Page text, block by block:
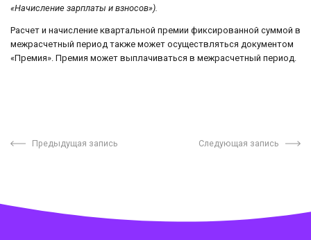
«Начисление зарплаты и взносов»).
Расчет и начисление квартальной премии фиксированной суммой в
межрасчетный период также может осуществляться документом
«Премия». Премия может выплачиваться в межрасчетный период.
Предыдущая запись Следующая запись